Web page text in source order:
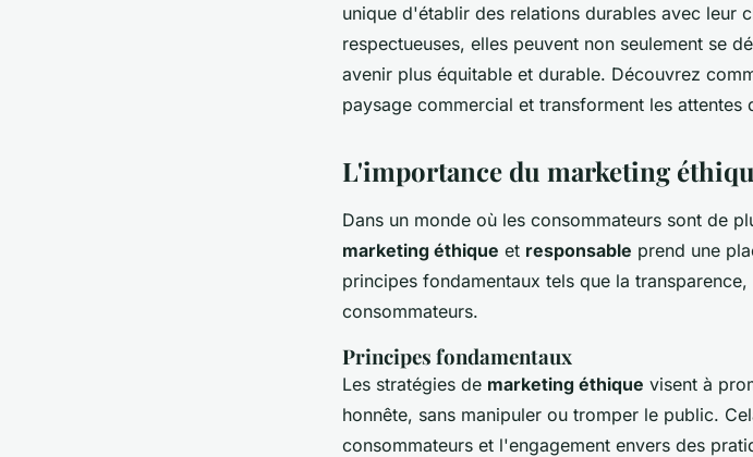
unique d'établir des relations durables avec leur
respectueuses, elles peuvent non seulement se
avenir plus équitable et durable. Découvrez
paysage commercial et transforment les attentes
L'importance du marketing
Dans un monde où les consommateurs sont de
marketing éthique et responsable prend une
principes fondamentaux tels que la
consommateurs.
Principes fondamentaux
Les stratégies de marketing éthique visent à
honnête, sans manipuler ou tromper le public.
consommateurs et l'engagement envers des